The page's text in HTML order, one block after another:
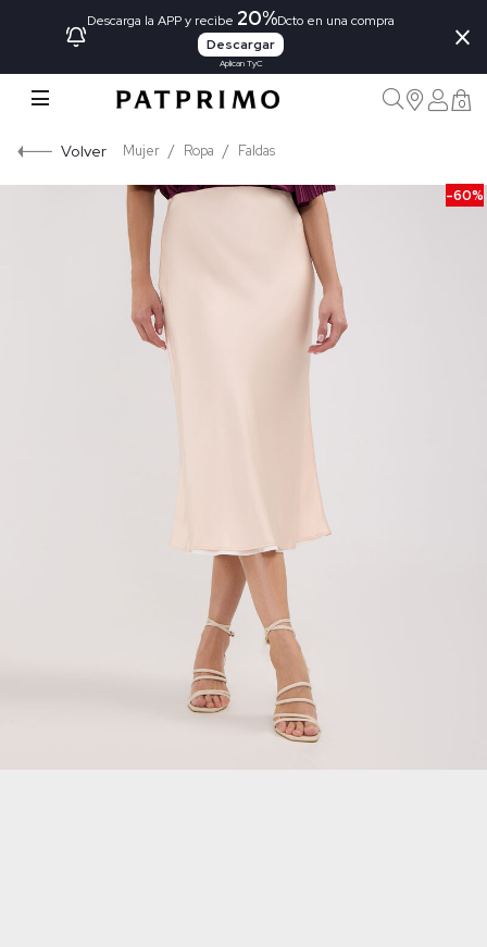
Descarga la APP y recibe 20%Dcto en una compra
Descargar
Aplican TyC
×
0
Volver Mujer Ropa Faldas
-60%